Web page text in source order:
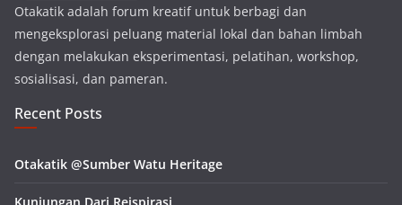
Otakatik adalah forum kreatif untuk berbagi dan
mengeksplorasi peluang material lokal dan bahan limbah
dengan melakukan eksperimentasi, pelatihan, workshop,
sosialisasi, dan pameran.
Recent Posts
Otakatik @Sumber Watu Heritage